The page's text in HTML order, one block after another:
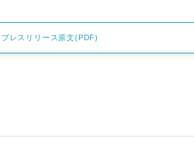
プレスリリース原文(PDF)